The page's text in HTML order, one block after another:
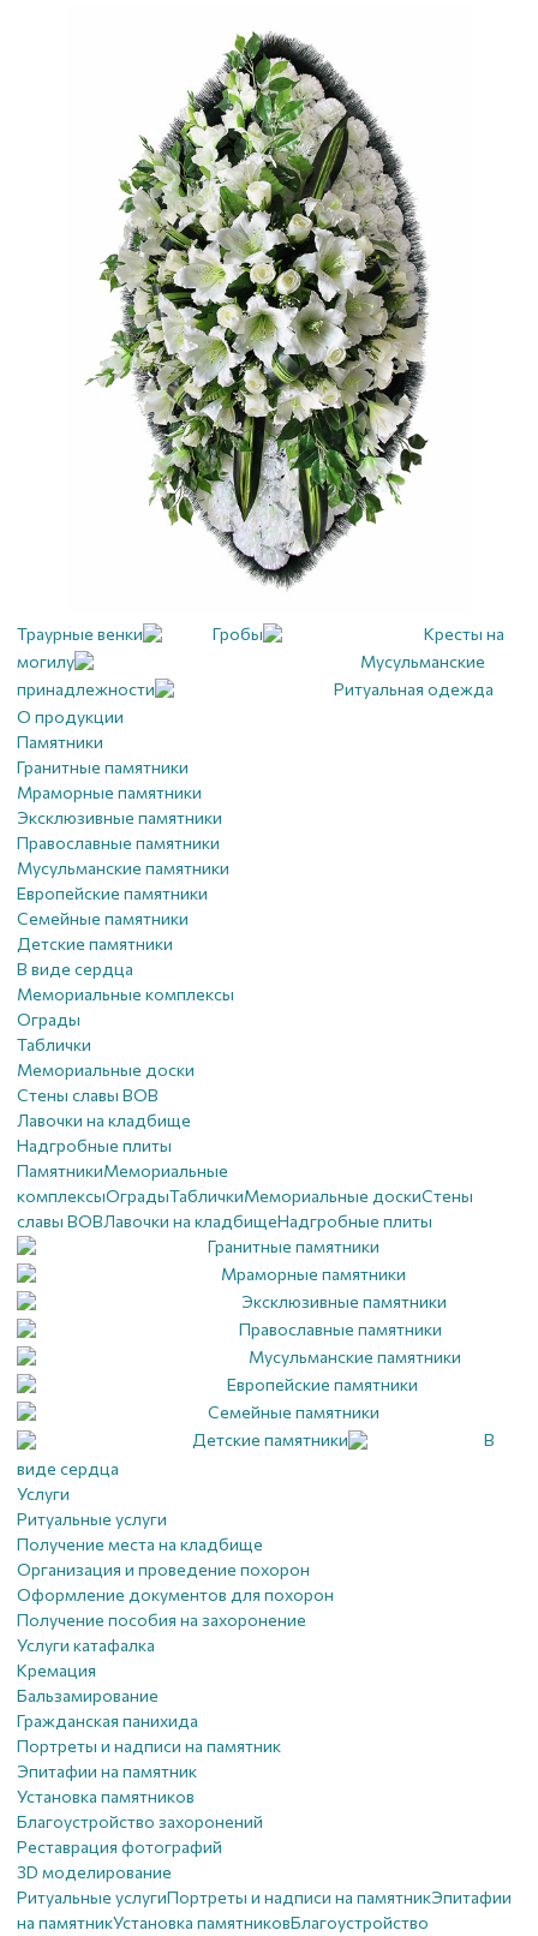
Траурные венки Гробы
Кресты на
могилу
Мусульманские
принадлежности
Ритуальная одежда
О продукции
Памятники
Гранитные памятники
Мраморные памятники
Эксклюзивные памятники
Православные памятники
Мусульманские памятники
Европейские памятники
Семейные памятники
Детские памятники
В виде сердца
Мемориальные комплексы
Ограды
Таблички
Мемориальные доски
Стены славы ВОВ
Лавочки на кладбище
Надгробные плиты
ПамятникиМемориальные
комплексыОградыТабличкиМемориальные доскиСтены
славы ВОВЛавочки на кладбищеНадгробные плиты
Гранитные памятники
Мраморные памятники
Эксклюзивные памятники
Православные памятники
Мусульманские памятники
Европейские памятники
Семейные памятники
Детские памятники
В
виде сердца
Услуги
Ритуальные услуги
Получение места на кладбище
Организация и проведение похорон
Оформление документов для похорон
Получение пособия на захоронение
Услуги катафалка
Кремация
Бальзамирование
Гражданская панихида
Портреты и надписи на памятник
Эпитафии на памятник
Установка памятников
Благоустройство захоронений
Реставрация фотографий
3D моделирование
Ритуальные услугиПортреты и надписи на памятникЭпитафии
на памятникУстановка памятниковБлагоустройство